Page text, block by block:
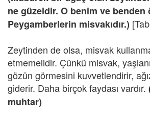
ne güzeldir. O benim ve benden
Peygamberlerin misvakıdır.)
Zeytinden de olsa, misvak
etmemelidir. Çünkü misvak,
gözün görmesini kuvvetlendirir,
giderir. Daha birçok faydası vardır.
muhtar)